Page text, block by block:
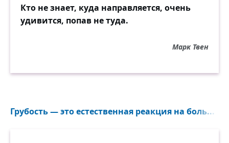
Кто не знает, куда направляется, очень
удивится, попав не туда.
Марк Твен
Грубость — это естественная реакция на боль...